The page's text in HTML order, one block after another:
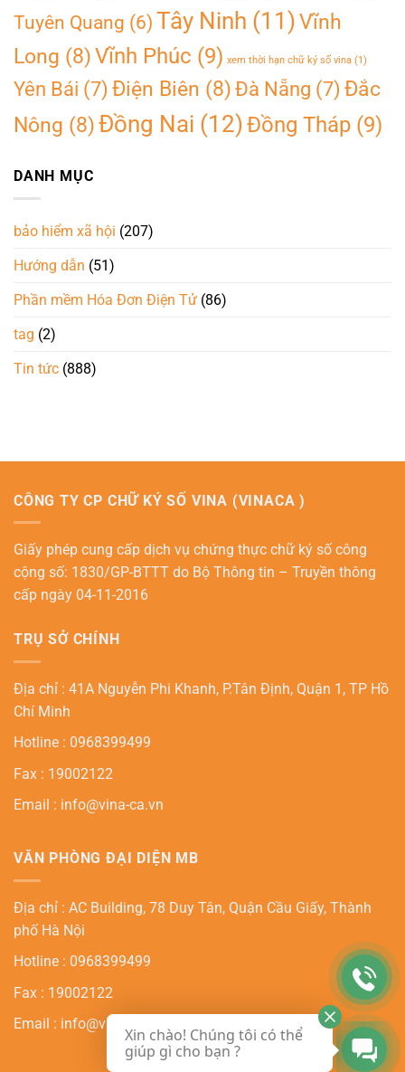
Tuyên Quang (6) Tây Ninh (11)Vĩnh
Long (8)Vĩnh Phúc (9) xem thời hạn chữ ký số vina (1)
Yên Bái (7) Điện Biên (8) Đà Nẵng (7) Đắc
Nông (8)Đồng Nai (12)Đồng Tháp (9)
DANH MỤC
bảo hiểm xã hội (207)
Hướng dẫn (51)
Phần mềm Hóa Đơn Điện Tử (86)
tag (2)
Tin tức (888)
CÔNG TY CP CHỮ KÝ SỐ VINA (VINACA )
Giấy phép cung cấp dịch vụ chứng thực chữ ký số công
cộng số: 1830/GP-BTTT do Bộ Thông tin – Truyền thông
cấp ngày 04-11-2016
TRỤ SỞ CHÍNH
Địa chỉ : 41A Nguyễn Phi Khanh, P.Tân Định, Quận 1, TP Hồ
Chí Minh
Hotline : 0968399499
Fax : 19002122
Email : info@vina-ca.vn
VĂN PHÒNG ĐẠI DIỆN MB
Địa chỉ : AC Building, 78 Duy Tân, Quận Cầu Giấy, Thành
phố Hà Nội
Hotline : 0968399499
Fax : 19002122
Email : info@vina-ca.vn
Xin chào! Chúng tôi có thể
giúp gì cho bạn ?